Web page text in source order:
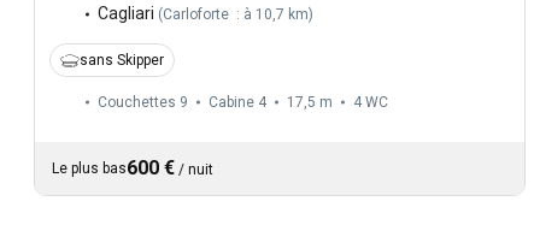
Cagliari (Carloforte : à 10,7 km)
sans Skipper
Couchettes 9 Cabine 4 17,5 m 4 WC
Le plus bas600 € / nuit